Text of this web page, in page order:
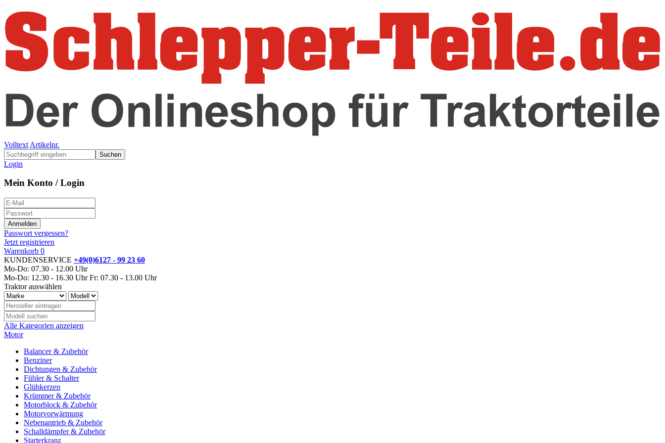
Volltext Artikelnr.
Suchen
Login
Mein Konto / Login
Passwort vergessen?
Jetzt registrieren
Warenkorb 0
KUNDENSERVICE +49(0)6127 - 99 23 60
Mo-Do: 07.30 - 12.00 Uhr
Mo-Do: 12.30 - 16.30 Uhr Fr: 07.30 - 13.00 Uhr
Traktor auswählen
Alle Kategorien anzeigen
Motor
Balancer & Zubehör
Benziner
Dichtungen & Zubehör
Fühler & Schalter
Glühkerzen
Krümmer & Zubehör
Motorblock & Zubehör
Motorvorwärmung
Nebenantrieb & Zubehör
Schalldämpfer & Zubehör
Starterkranz